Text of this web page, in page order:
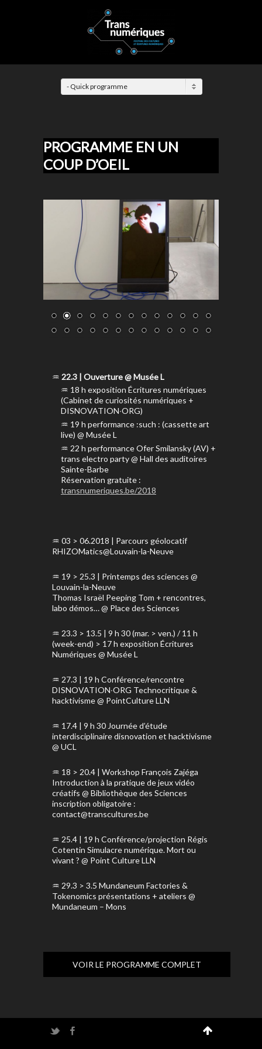
- Quick programme
PROGRAMME EN UN
COUP D’OEIL
22.3 | Ouverture @ Musée L
18 h exposition Écritures numériques
(Cabinet de curiosités numériques +
DISNOVATION∙ORG)
19 h performance :such : (cassette art
live) @ Musée L
22 h performance Ofer Smilansky (AV) +
trans electro party @ Hall des auditoires
Sainte-Barbe
Réservation gratuite :
transnumeriques.be/2018
03 > 06.2018 | Parcours géolocatif
RHIZOMatics@Louvain-la-Neuve
19 > 25.3 | Printemps des sciences @
Louvain-la-Neuve
Thomas Israël Peeping Tom + rencontres,
labo démos… @ Place des Sciences
23.3 > 13.5 | 9 h 30 (mar. > ven.) / 11 h
(week-end) > 17 h exposition Écritures
Numériques @ Musée L
27.3 | 19 h Conférence/rencontre
DISNOVATION∙ORG Technocritique &
hacktivisme @ PointCulture LLN
17.4 | 9 h 30 Journée d’étude
interdisciplinaire disnovation et hacktivisme
@ UCL
18 > 20.4 | Workshop François Zajéga
Introduction à la pratique de jeux vidéo
créatifs @ Bibliothèque des Sciences
inscription obligatoire :
contact@transcultures.be
25.4 | 19 h Conférence/projection Régis
Cotentin Simulacre numérique. Mort ou
vivant ? @ Point Culture LLN
29.3 > 3.5 Mundaneum Factories &
Tokenomics présentations + ateliers @
Mundaneum – Mons
VOIR LE PROGRAMME COMPLET
Twitter